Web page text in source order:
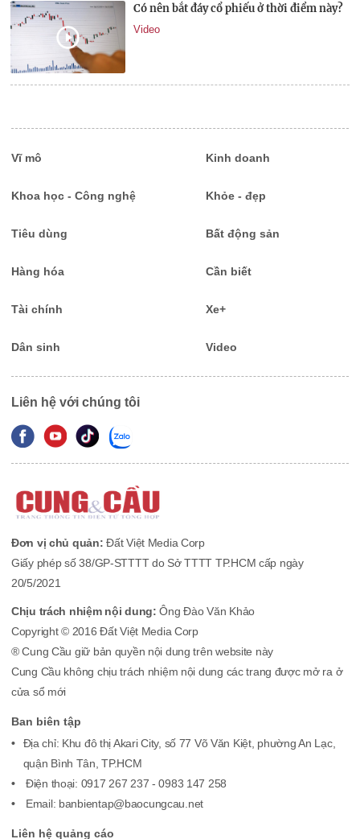
Có nên bắt đáy cổ phiếu ở thời điểm này?
Video
Vĩ mô Kinh doanh
Khoa học - Công nghệ Khỏe - đẹp
Tiêu dùng Bất động sản
Hàng hóa Cần biết
Tài chính Xe+
Dân sinh Video
Liên hệ với chúng tôi
Đơn vị chủ quản: Đất Việt Media Corp
Giấy phép số 38/GP-STTTT do Sở TTTT TP.HCM cấp ngày
20/5/2021
Chịu trách nhiệm nội dung:Ông Đào Văn Khảo
Copyright © 2016 Đất Việt Media Corp
® Cung Cầu giữ bản quyền nội dung trên website này
Cung Cầu không chịu trách nhiệm nội dung các trang được mở ra ở
cửa sổ mới
Ban biên tập
Địa chỉ: Khu đô thị Akari City, số 77 Võ Văn Kiệt, phường An Lạc,
quận Bình Tân, TP.HCM
Điện thoại: 0917 267 237 - 0983 147 258
Email: banbientap@baocungcau.net
Liên hệ quảng cáo